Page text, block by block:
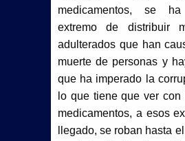
medicamentos, se
extremo de distribuir
adulterados que han
muerte de personas y
que ha imperado la
lo que tiene que ver con
medicamentos, a esos
llegado, se roban hasta